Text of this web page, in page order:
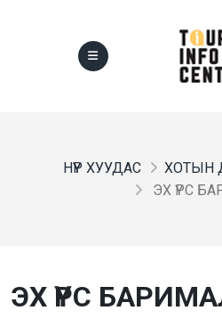
НҮҮР ХУУДАС
ХОТЫН
ЭХ ҮРС
ЭХ ҮРС